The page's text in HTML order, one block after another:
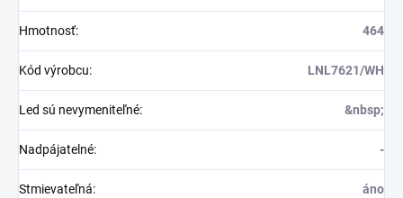
Hmotnosť: 464
Kód výrobcu: LNL7621/WH
Led sú nevymeniteľné: &nbsp;
Nadpájatelné: -
Stmievateľná: áno